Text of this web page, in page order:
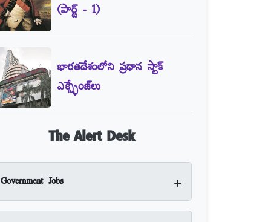
(పార్ట్‌ - 1)
భారతదేశంలోని ప్రధాన స్టాక్‌
ఎక్స్ఛేంజ్‌లు
The Alert Desk
Government Jobs +